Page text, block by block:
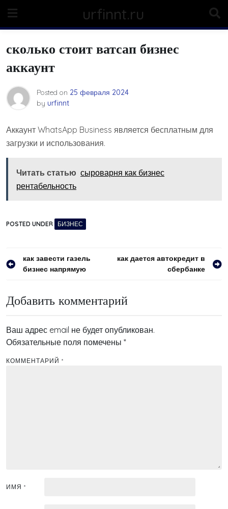
content
urfinnt.ru
сколько стоит ватсап бизнес
аккаунт
Posted on 25 февраля 2024
by urfinnt
Аккаунт WhatsApp Business является бесплатным для
загрузки и использования.
Читать статью сыроварня как бизнес
рентабельность
POSTED UNDER БИЗНЕС
Навигация
как завести газель
бизнес напрямую
как дается автокредит в
сбербанке
Добавить комментарий
Ваш адрес email не будет опубликован.
Обязательные поля помечены *
КОММЕНТАРИЙ *
ИМЯ *